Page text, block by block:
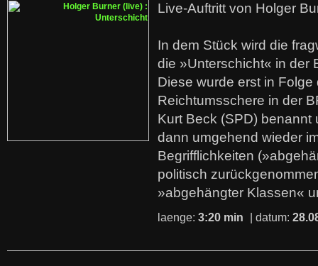
Live-Auftritt von Holger
In dem Stück wird die
die »Unterschicht« in der
Diese wurde erst in
Reichtumsschere in der
Kurt Beck (SPD)
dann umgehend wieder
Begrifflichkeiten
politisch
»abgehängter Klassen«
laenge: 3:20 min | datum: